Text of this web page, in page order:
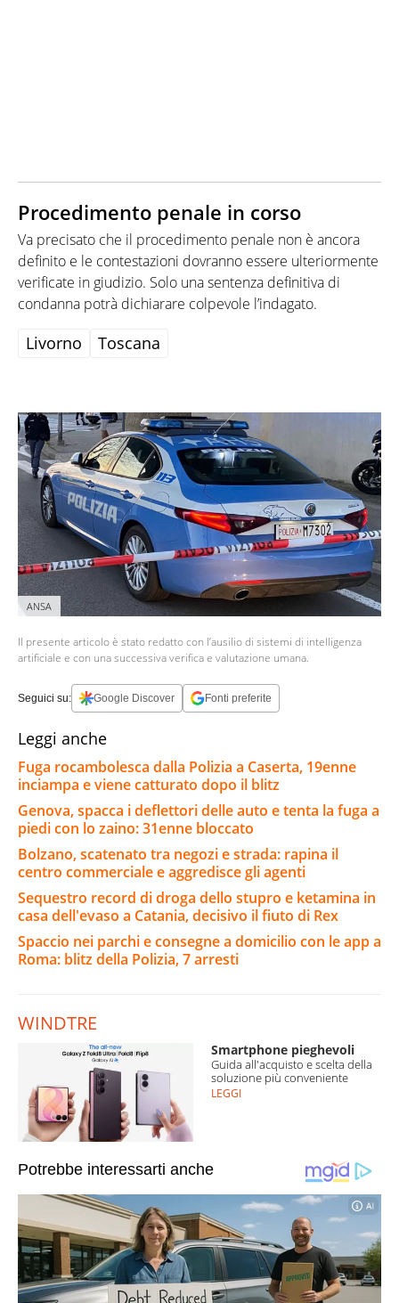
Procedimento penale in corso
Va precisato che il procedimento penale non è ancora
definito e le contestazioni dovranno essere ulteriormente
verificate in giudizio. Solo una sentenza definitiva di
condanna potrà dichiarare colpevole l’indagato.
Livorno Toscana
ANSA
Il presente articolo è stato redatto con l’ausilio di sistemi di intelligenza
artificiale e con una successiva verifica e valutazione umana.
Seguici su: Google Discover Fonti preferite
Leggi anche
Fuga rocambolesca dalla Polizia a Caserta, 19enne
inciampa e viene catturato dopo il blitz
Genova, spacca i deflettori delle auto e tenta la fuga a
piedi con lo zaino: 31enne bloccato
Bolzano, scatenato tra negozi e strada: rapina il
centro commerciale e aggredisce gli agenti
Sequestro record di droga dello stupro e ketamina in
casa dell'evaso a Catania, decisivo il fiuto di Rex
Spaccio nei parchi e consegne a domicilio con le app a
Roma: blitz della Polizia, 7 arresti
WINDTRE
Smartphone pieghevoli
Guida all'acquisto e scelta della
soluzione più conveniente
LEGGI